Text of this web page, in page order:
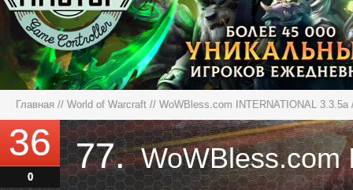
Главная // World of Warcraft // WoWBless.com INTERNATIONAL 3.3.5a
36
0
77.